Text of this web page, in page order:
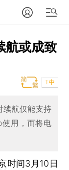
航或成致
T中
续航仅能支持
用，而将电
时间3月10日